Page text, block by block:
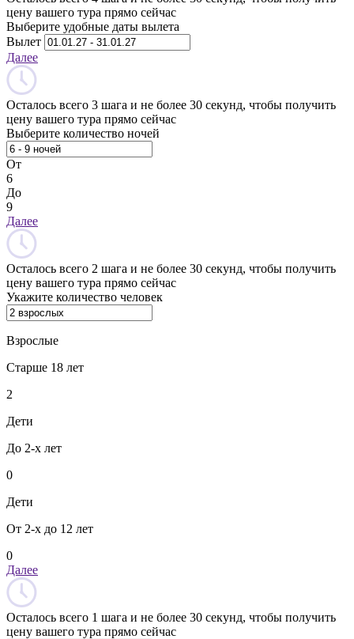
цену вашего тура прямо сейчас
Выберите удобные даты вылета
Вылет
Далее
Осталось всего 3 шага и не более 30 секунд, чтобы получить
цену вашего тура прямо сейчас
Выберите количество ночей
От
6
До
9
Далее
Осталось всего 2 шага и не более 30 секунд, чтобы получить
цену вашего тура прямо сейчас
Укажите количество человек
Взрослые
Старше 18 лет
2
Дети
До 2-х лет
0
Дети
От 2-х до 12 лет
0
Далее
Осталось всего 1 шага и не более 30 секунд, чтобы получить
цену вашего тура прямо сейчас